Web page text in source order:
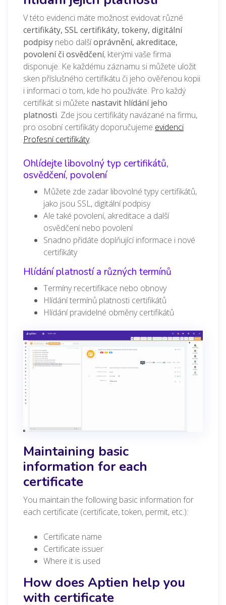
V této evidenci máte možnost evidovat různé
certifikáty, SSL certifikáty, tokeny, digitální
podpisy nebo dalšíoprávnění, akreditace,
povolení či osvědčení, kterými vaše firma
disponuje. Ke každému záznamu si můžete uložit
sken příslušného certifikátu či jeho ověřenou kopii
i informaci o tom, kde ho používáte. Pro každý
certifikát si můžete nastavit hlídání jeho
platnosti. Zde jsou certifikáty navázané na firmu,
pro osobní certifikáty doporučujeme evidenci
Profesní certifikáty.
Ohlídejte libovolný typ certifikátů,
osvědčení, povolení
Můžete zde zadar libovolné typy certifikátů,
jako jsou SSL, digitální podpisy
Ale také povolení, akreditace a další
osvědčení nebo povolení
Snadno přidáte doplňující informace i nové
certifikáty
Hlídání platností a různých termínů
Termíny recertifikace nebo obnovy
Hlídání termínů platnosti certifikátů
Hlídání pravidelné obměny certifikátů
Maintaining basic
information for each
certificate
You maintain the following basic information for
each certificate (certificate, token, permit, etc.):
Certificate name
Certificate issuer
Where it is used
How does Aptien help you
with certificate